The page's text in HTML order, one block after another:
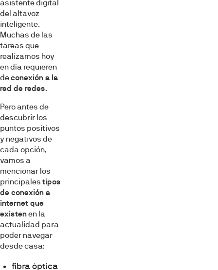
asistente digital
del altavoz
inteligente.
Muchas de las
tareas que
realizamos hoy
en día requieren
deconexión a la
red de redes.
Pero antes de
descubrir los
puntos positivos
y negativos de
cada opción,
vamos a
mencionar los
principales tipos
de conexión a
internet que
existenen la
actualidad para
poder navegar
desde casa:
fibra óptica